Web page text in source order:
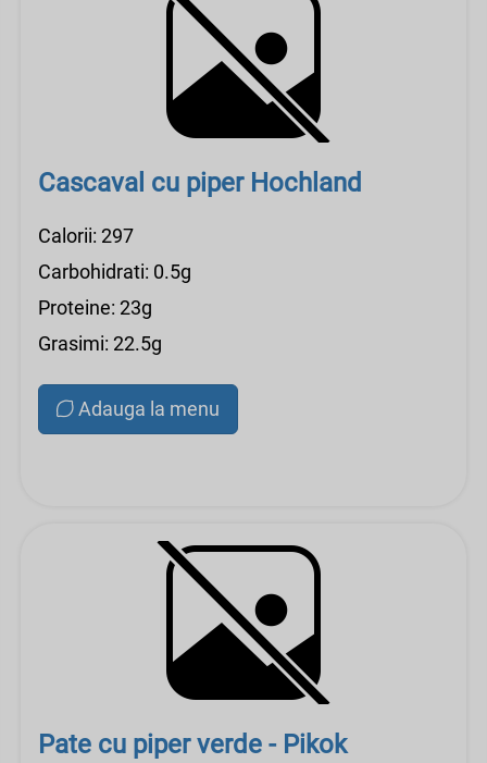
Cascaval cu piper Hochland
Calorii: 297
Carbohidrati: 0.5g
Proteine: 23g
Grasimi: 22.5g
Adauga la menu
Pate cu piper verde - Pikok